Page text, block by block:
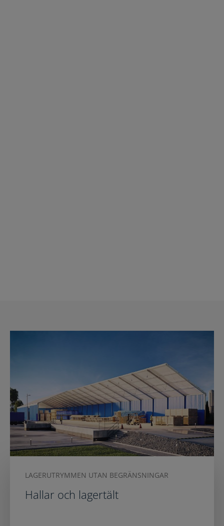
LAGERUTRYMMEN UTAN BEGRÄNSNINGAR
Hallar och lagertält